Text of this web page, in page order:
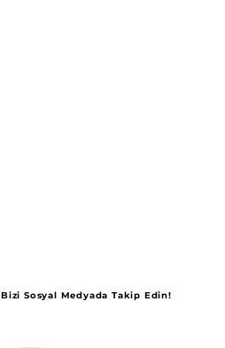
Bizi Sosyal Medyada Takip Edin!